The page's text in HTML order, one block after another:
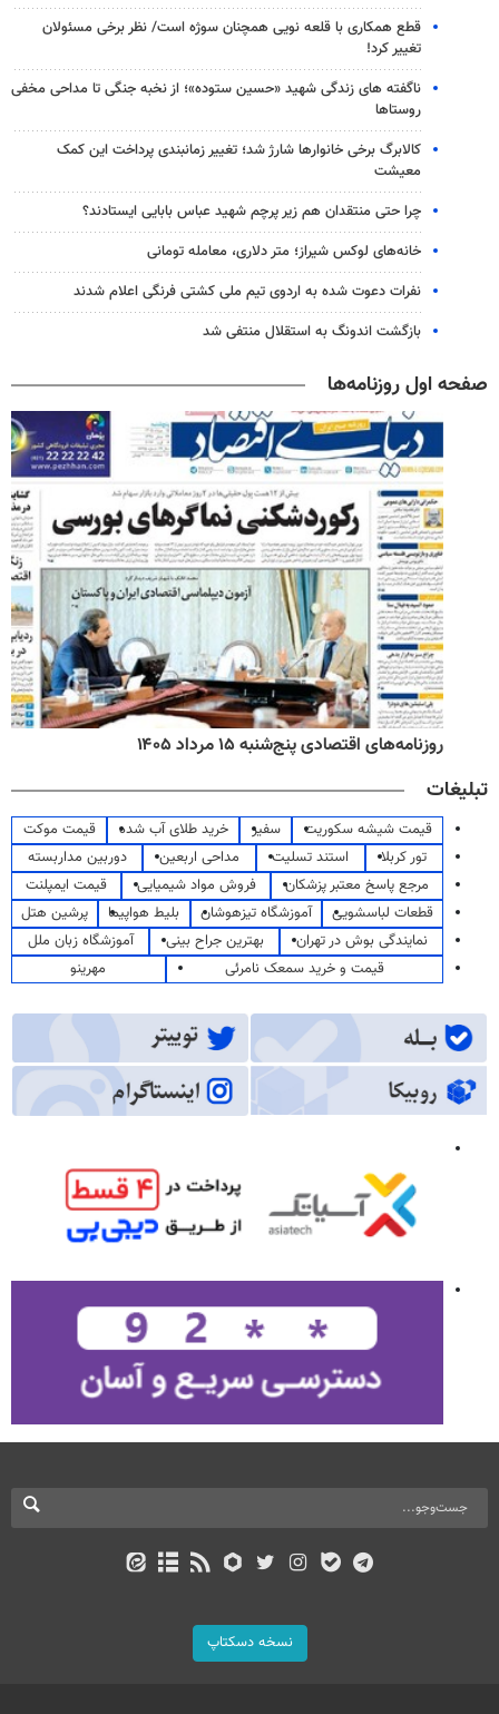
قطع همکاری با قلعه نویی همچنان سوژه است/ نظر برخی مسئولان
تغییر کرد!
ناگفته های زندگی شهید «حسین ستوده»؛ از نخبه جنگی تا مداحی مخفی
روستاها
کالابرگ برخی خانوارها شارژ شد؛ تغییر زمانبندی پرداخت این کمک
معیشت
چرا حتی منتقدان هم زیر پرچم شهید عباس بابایی ایستادند؟
خانه‌های لوکس شیراز؛ متر دلاری، معامله تومانی
نفرات دعوت شده به اردوی تیم ملی کشتی فرنگی اعلام شدند
بازگشت اندونگ به استقلال منتفی شد
صفحه اول روزنامه‌ها
روزنامه‌های اقتصادی پنج‌شنبه ۱۵ مرداد ۱۴۰۵
تبلیغات
قیمت شیشه سکوریت سفیر خرید طلای آب شده
قیمت موکت
تور کربلا
استند تسلیت مداحی اربعین
دوربین مداربسته
مرجع پاسخ معتبر پزشکان
فروش مواد شیمیایی
قیمت ایمپلنت
قطعات لباسشویی
آموزشگاه تیزهوشان بلیط هواپیما
پرشین هتل
نمایندگی بوش در تهران
بهترین جراح بینی
آموزشگاه زبان ملل
قیمت و خرید سمعک نامرئی
مهرینو
نسخه دسکتاپ